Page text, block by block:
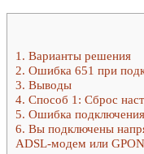
1. Варианты решения
2. Ошибка 651 при
3. Выводы
4. Способ 1: Сброс
5. Ошибка
6. Вы подключены
ADSL-модем или